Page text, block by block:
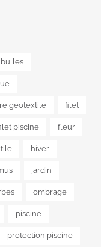
bulles
geotextile filet
piscine fleur
hiver
jardin
ombrage
piscine
protection piscine